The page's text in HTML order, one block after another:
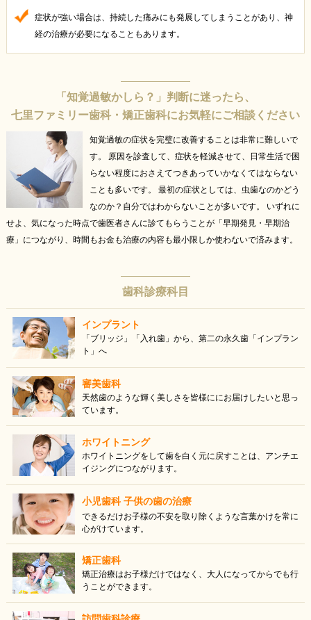
症状が強い場合は、持続した痛みにも発展してしまうことがあり、神
経の治療が必要になることもあります。
「知覚過敏かしら？」判断に迷ったら、
七里ファミリー歯科・矯正歯科にお気軽にご相談ください
知覚過敏の症状を完璧に改善することは非常に難しいで
す。 原因を診査して、症状を軽減させて、日常生活で困
らない程度におさえてつきあっていかなくてはならない
ことも多いです。
最初の症状としては、虫歯なのかどう
なのか？自分ではわからないことが多いです。 いずれに
せよ、気になった時点で歯医者さんに診てもらうことが「早期発見・早期治
療」につながり、時間もお金も治療の内容も最小限しか使わないで済みます。
歯科診療科目
インプラント
「ブリッジ」「入れ歯」から、第二の永久歯「インプラン
ト」へ
審美歯科
天然歯のような輝く美しさを皆様ににお届けしたいと思っ
ています。
ホワイトニング
ホワイトニングをして歯を白く元に戻すことは、アンチエ
イジングにつながります。
小児歯科 子供の歯の治療
できるだけお子様の不安を取り除くような言葉かけを常に
心がけています。
矯正歯科
矯正治療はお子様だけではなく、大人になってからでも行
うことができます。